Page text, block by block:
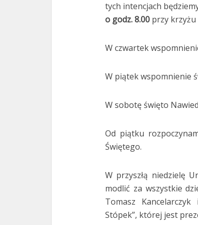
tych intencjach
o godz. 8.00 przy krzyżu
W czwartek
W piątek wspomnienie
W sobotę święto
Od piątku
Świętego.
W przyszłą niedzielę
modlić za wszystkie
Tomasz
Stópek”, której jest